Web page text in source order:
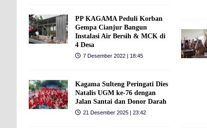
PP KAGAMA Peduli Korban
Gempa Cianjur Bangun
Instalasi Air Bersih & MCK di
4 Desa
7 Desember 2022 | 18:45
Kagama Sulteng Peringati Dies
Natalis UGM ke-76 dengan
Jalan Santai dan Donor Darah
21 Desember 2025 | 23:42